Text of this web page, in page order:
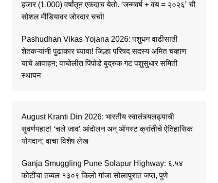
हजार (1,000) वर्षांतून एकदाच येतो. ‘जन्मवर्ष + वय = २०२६’ ची
सोशल मीडियावर जोरदार चर्चा!
Pashudhan Vikas Yojana 2026: पशुधन वाढीसाठी
शेतकऱ्यांनी पुढाकार घ्यावा! जिल्हा परिषद सदस्य अमित चव्हाण
यांचे आवाहन; वाघोलीत पिंपोडे बुद्रुक गट पशुसुधार समिती
स्थापन
August Kranti Din 2026: भारतीय स्वातंत्र्यलढ्याची
सुवर्णपहाट! ‘चले जाव’ आंदोलन अन् ऑगस्ट क्रांतीचे ऐतिहासिक
योगदान; वाचा विशेष लेख
Ganja Smuggling Pune Solapur Highway: ६.५४
कोटींचा तब्बल १३०९ किलो गांजा सोलापुरात जप्त, पुणे